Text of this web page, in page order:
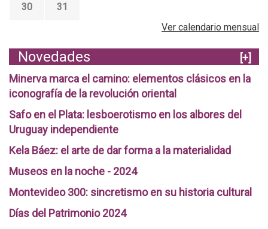
30
31
Ver calendario mensual
Novedades
[+]
Minerva marca el camino: elementos clásicos en la
iconografía de la revolución oriental
Safo en el Plata: lesboerotismo en los albores del
Uruguay independiente
Kela Báez: el arte de dar forma a la materialidad
Museos en la noche - 2024
Montevideo 300: sincretismo en su historia cultural
Días del Patrimonio 2024